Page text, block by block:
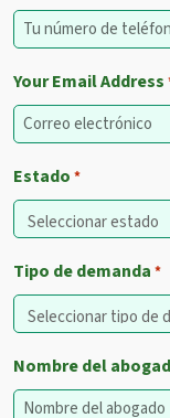
Your Email Address
Estado *
Tipo de demanda *
Nombre del